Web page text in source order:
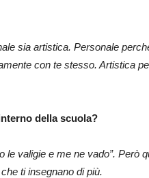
sia artistica. Personale
con te stesso. Artistica
della scuola?
valigie e me ne vado”. Però
ti insegnano di più.